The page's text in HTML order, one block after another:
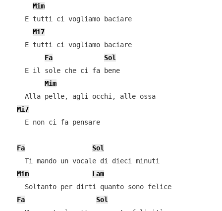
Mim
    E tutti ci vogliamo baciare
Mi7
    E tutti ci vogliamo baciare
Fa
Sol
    E il sole che ci fa bene
Mim
    Alla pelle, agli occhi, alle ossa
Mi7
    E non ci fa pensare
Fa
Sol
    Ti mando un vocale di dieci minuti
Mim
Lam
    Soltanto per dirti quanto sono felice
Fa
Sol